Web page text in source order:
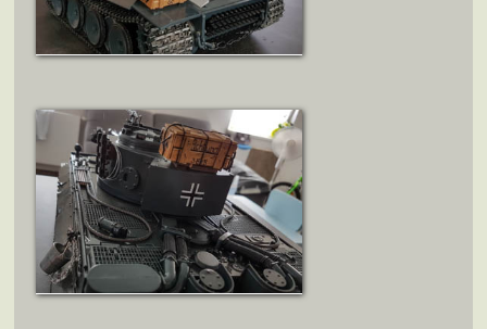
ZOBRAZIT DETAIL